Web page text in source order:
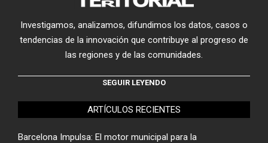
Investigamos, analizamos, difundimos los datos, casos o
tendencias de la innovación que contribuye al progreso de
las regiones y de las comunidades.
SEGUIR LEYENDO
ARTÍCULOS RECIENTES
Barcelona Impulsa: El motor municipal para la